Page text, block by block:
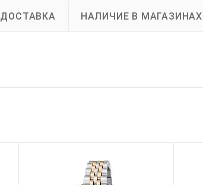
ДОСТАВКА НАЛИЧИЕ В МАГАЗИНАХ